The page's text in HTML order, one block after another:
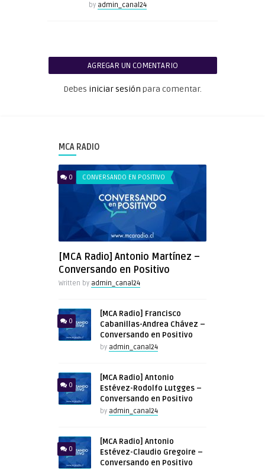
by admin_canal24
AGREGAR UN COMENTARIO
Debes iniciar sesión para comentar.
MCA RADIO
0 CONVERSANDO EN POSITIVO
[MCA Radio] Antonio Martínez –
Conversando en Positivo
Written by admin_canal24
0
[MCA Radio] Francisco
Cabanillas-Andrea Chávez –
Conversando en Positivo
by admin_canal24
0
[MCA Radio] Antonio
Estévez-Rodolfo Lutgges –
Conversando en Positivo
by admin_canal24
0
[MCA Radio] Antonio
Estévez-Claudio Gregoire –
Conversando en Positivo